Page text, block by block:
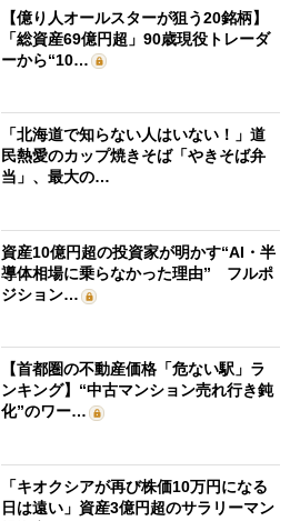
【億り人オールスターが狙う20銘柄】
「総資産69億円超」90歳現役トレーダ
ーから“10…
「北海道で知らない人はいない！」道
民熱愛のカップ焼きそば「やきそば弁
当」、最大の…
資産10億円超の投資家が明かす“AI・半
導体相場に乗らなかった理由” フルポ
ジション…
【首都圏の不動産価格「危ない駅」ラ
ンキング】“中古マンション売れ行き鈍
化”のワー…
「キオクシアが再び株価10万円になる
日は遠い」資産3億円超のサラリーマン